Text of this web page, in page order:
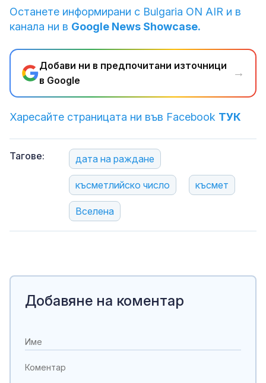
Останете информирани с Bulgaria ON AIR и в
канала ни в Google News Showcase.
Добави ни в предпочитани източници
в Google
→
Харесайте страницата ни във Facebook ТУК
Тагове: дата на раждане
късметлийско число късмет
Вселена
Добавяне на коментар